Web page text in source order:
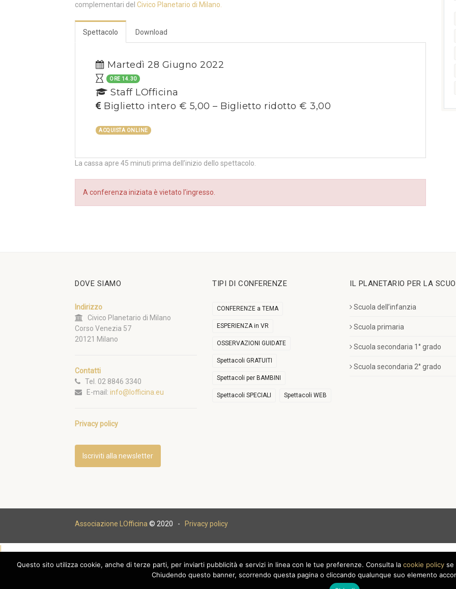
complementari del Civico Planetario di Milano.
Spettacolo Download
Martedì 28 Giugno 2022
ORE 14.30
Staff LOfficina
Biglietto intero € 5,00 – Biglietto ridotto € 3,00
ACQUISTA ONLINE
La cassa apre 45 minuti prima dell’inizio dello spettacolo.
A conferenza iniziata è vietato l’ingresso.
DOVE SIAMO
Indirizzo
Civico Planetario di Milano
Corso Venezia 57
20121 Milano
Contatti
Tel. 02 8846 3340
E-mail: info@lofficina.eu
Privacy policy
Iscriviti alla newsletter
TIPI DI CONFERENZE
CONFERENZE a TEMA
ESPERIENZA in VR
OSSERVAZIONI GUIDATE
Spettacoli GRATUITI
Spettacoli per BAMBINI
Spettacoli SPECIALI Spettacoli WEB
IL PLANETARIO PER LA
Scuola dell’infanzia
Scuola primaria
Scuola secondaria 1° grado
Scuola secondaria 2° grado
Associazione LOfficina © 2020 - Privacy policy
Questo sito utilizza cookie, anche di terze parti, per inviarti pubblicità e servizi in linea con le tue preferenze. Consulta la cookie policy se
Chiudendo questo banner, scorrendo questa pagina o cliccando qualunque suo elemento